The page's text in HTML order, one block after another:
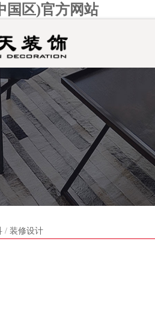
国区)官方网站
/ 装修设计
装修该花
装修预算99552